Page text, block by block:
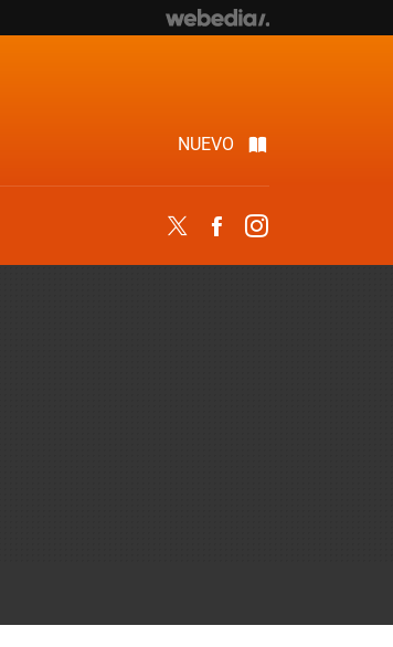
NUEVO
Twitter Facebook